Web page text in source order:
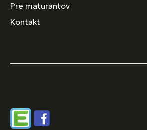
Pre maturantov
Kontakt
EdupageFacebook